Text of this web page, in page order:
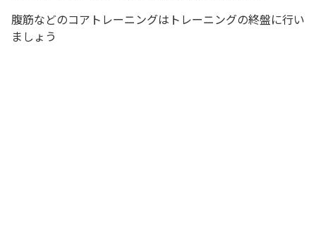
腹筋などのコアトレーニングはトレーニングの終盤に行い
ましょう